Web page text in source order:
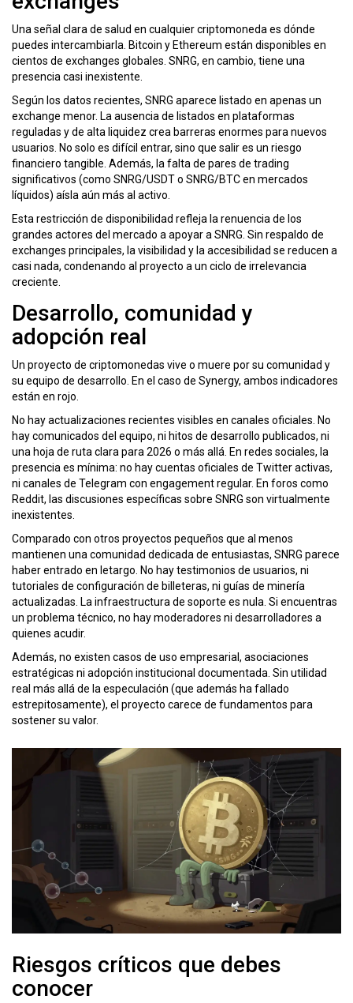
Una señal clara de salud en cualquier criptomoneda es dónde
puedes intercambiarla. Bitcoin y Ethereum están disponibles en
cientos de exchanges globales. SNRG, en cambio, tiene una
presencia casi inexistente.
Según los datos recientes, SNRG aparece listado en apenas un
exchange menor. La ausencia de listados en plataformas
reguladas y de alta liquidez crea barreras enormes para nuevos
usuarios. No solo es difícil entrar, sino que salir es un riesgo
financiero tangible. Además, la falta de pares de trading
significativos (como SNRG/USDT o SNRG/BTC en mercados
líquidos) aísla aún más al activo.
Esta restricción de disponibilidad refleja la renuencia de los
grandes actores del mercado a apoyar a SNRG. Sin respaldo de
exchanges principales, la visibilidad y la accesibilidad se reducen a
casi nada, condenando al proyecto a un ciclo de irrelevancia
creciente.
Desarrollo, comunidad y
adopción real
Un proyecto de criptomonedas vive o muere por su comunidad y
su equipo de desarrollo. En el caso de Synergy, ambos indicadores
están en rojo.
No hay actualizaciones recientes visibles en canales oficiales. No
hay comunicados del equipo, ni hitos de desarrollo publicados, ni
una hoja de ruta clara para 2026 o más allá. En redes sociales, la
presencia es mínima: no hay cuentas oficiales de Twitter activas,
ni canales de Telegram con engagement regular. En foros como
Reddit, las discusiones específicas sobre SNRG son virtualmente
inexistentes.
Comparado con otros proyectos pequeños que al menos
mantienen una comunidad dedicada de entusiastas, SNRG parece
haber entrado en letargo. No hay testimonios de usuarios, ni
tutoriales de configuración de billeteras, ni guías de minería
actualizadas. La infraestructura de soporte es nula. Si encuentras
un problema técnico, no hay moderadores ni desarrolladores a
quienes acudir.
Además, no existen casos de uso empresarial, asociaciones
estratégicas ni adopción institucional documentada. Sin utilidad
real más allá de la especulación (que además ha fallado
estrepitosamente), el proyecto carece de fundamentos para
sostener su valor.
Riesgos críticos que debes
conocer